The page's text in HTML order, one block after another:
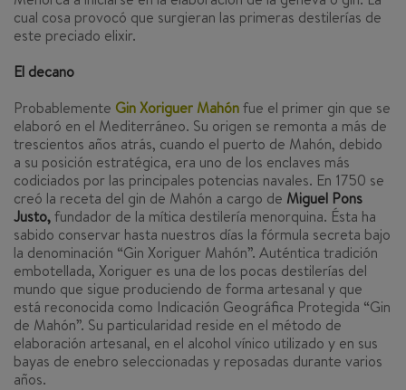
cual cosa provocó que surgieran las primeras destilerías de
este preciado elixir.
El decano
Probablemente Gin Xoriguer Mahónfue el primer gin que se
elaboró en el Mediterráneo. Su origen se remonta a más de
trescientos años atrás, cuando el puerto de Mahón, debido
a su posición estratégica, era uno de los enclaves más
codiciados por las principales potencias navales. En 1750 se
creó la receta del gin de Mahón a cargo de Miguel Pons
Justo,fundador de la mítica destilería menorquina. Ésta ha
sabido conservar hasta nuestros días la fórmula secreta bajo
la denominación “Gin Xoriguer Mahón”. Auténtica tradición
embotellada, Xoriguer es una de los pocas destilerías del
mundo que sigue produciendo de forma artesanal y que
está reconocida como Indicación Geográfica Protegida “Gin
de Mahón”. Su particularidad reside en el método de
elaboración artesanal, en el alcohol vínico utilizado y en sus
bayas de enebro seleccionadas y reposadas durante varios
años.